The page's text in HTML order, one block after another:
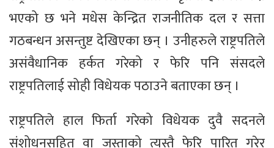
भएको छ भने मधेस केन्द्रित राजनीतिक दल र सत्ता
गठबन्धन असन्तुष्ट देखिएका छन् । उनीहरुले राष्ट्रपतिले
असंवैधानिक हर्कत गरेको र फेरि पनि संसदले
राष्ट्रपतिलाई सोही विधेयक पठाउने बताएका छन् ।
राष्ट्रपतिले हाल फिर्ता गरेको विधेयक दुवै सदनले